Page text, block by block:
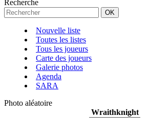
Recherche
Nouvelle liste
Toutes les listes
Tous les joueurs
Carte des joueurs
Galerie photos
Agenda
SARA
Photo aléatoire
Wraithknight